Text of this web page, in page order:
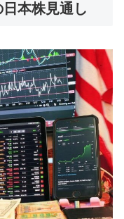
本株見通し